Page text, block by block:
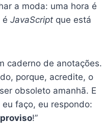
a moda: uma hora é
éJavaScript que está
caderno de anotações.
porque, acredite, o
obsoleto amanhã. E
faço, eu respondo:
!”